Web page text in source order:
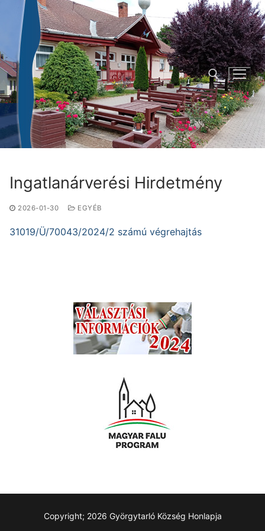
Ugrás
tartalomra
Keresése:
Ingatlanárverési Hirdetmény
2026-01-30 EGYÉB
31019/Ü/70043/2024/2 számú végrehajtás
Copyright; 2026 Györgytarló Község Honlapja